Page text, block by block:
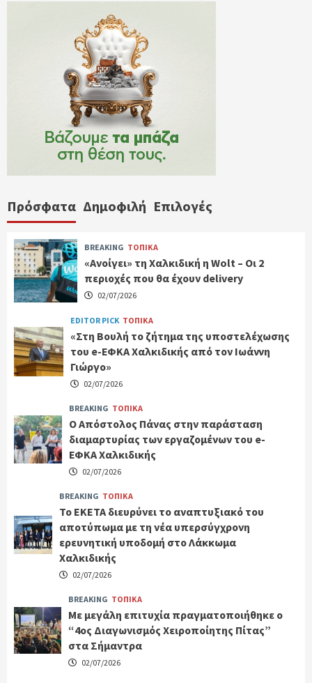
Πρόσφατα Δημοφιλή Επιλογές
BREAKING ΤΟΠΙΚΑ
«Ανοίγει» τη Χαλκιδική η Wolt – Οι 2
περιοχές που θα έχουν delivery
02/07/2026
EDITOR PICK ΤΟΠΙΚΑ
«Στη Βουλή το ζήτημα της υποστελέχωσης
του e-ΕΦΚΑ Χαλκιδικής από τον Ιωάννη
Γιώργο»
02/07/2026
BREAKING ΤΟΠΙΚΑ
Ο Απόστολος Πάνας στην παράσταση
διαμαρτυρίας των εργαζομένων του e-
ΕΦΚΑ Χαλκιδικής
02/07/2026
BREAKING ΤΟΠΙΚΑ
Το ΕΚΕΤΑ διευρύνει το αναπτυξιακό του
αποτύπωμα με τη νέα υπερσύγχρονη
ερευνητική υποδομή στο Λάκκωμα
Χαλκιδικής
02/07/2026
BREAKING ΤΟΠΙΚΑ
Με μεγάλη επιτυχία πραγματοποιήθηκε ο
“4ος Διαγωνισμός Χειροποίητης Πίτας”
στα Σήμαντρα
02/07/2026